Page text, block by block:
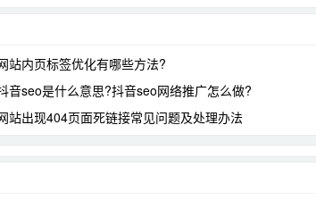
站内页标签优化有哪些方法?
音seo是什么意思?抖音seo网络推广怎么做?
站出现404页面死链接常见问题及处理办法